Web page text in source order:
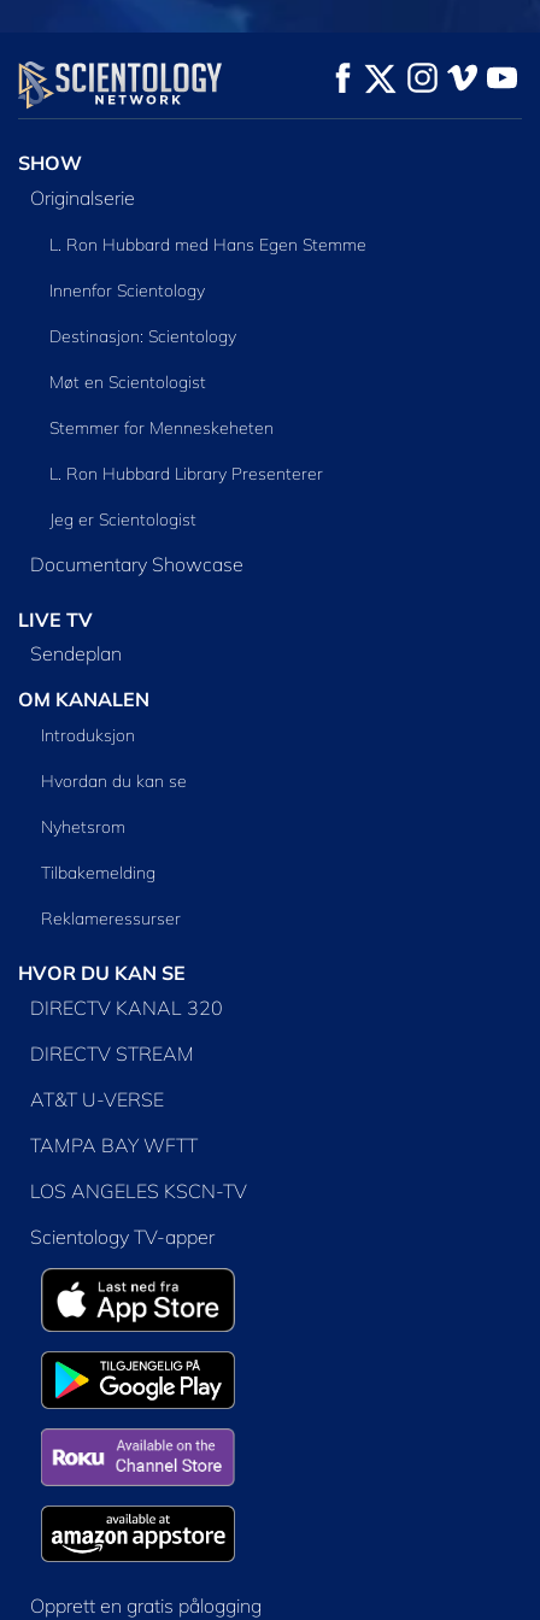
SE UTFORSK SERIEN
SHOW
Originalserie
L. Ron Hubbard med Hans Egen Stemme
Innenfor Scientology
Destinasjon: Scientology
Møt en Scientologist
Stemmer for Menneskeheten
L. Ron Hubbard Library Presenterer
Jeg er Scientologist
Documentary Showcase
LIVE TV
Sendeplan
OM KANALEN
Introduksjon
Hvordan du kan se
Nyhetsrom
Tilbakemelding
Reklameressurser
HVOR DU KAN SE
DIRECTV KANAL 320
DIRECTV STREAM
AT&T U-VERSE
TAMPA BAY WFTT
LOS ANGELES KSCN-TV
Scientology TV-apper
Opprett en gratis pålogging